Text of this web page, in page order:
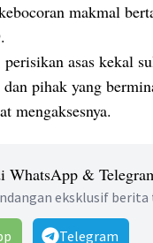
makmal
asas kekal
pihak yang
mengaksesnya.
WhatsApp &
eksklusif berita
Telegram